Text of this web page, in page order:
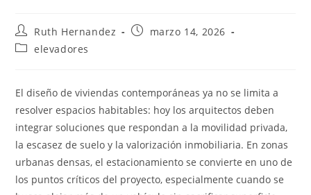
Autor
de
la
Ruth Hernandez
Publicación
marzo 14, 2026
Categoría
entrada:
elevadores
El diseño de viviendas contemporáneas ya no se limita a
resolver espacios habitables: hoy los arquitectos deben
integrar soluciones que respondan a la movilidad privada,
la escasez de suelo y la valorización inmobiliaria. En zonas
urbanas densas, el estacionamiento se convierte en uno de
los puntos críticos del proyecto, especialmente cuando se